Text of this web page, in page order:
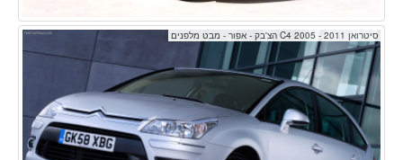
סיטרואן C4 2005 - 2011 הצ'בק - אפור - מבט מלפנים